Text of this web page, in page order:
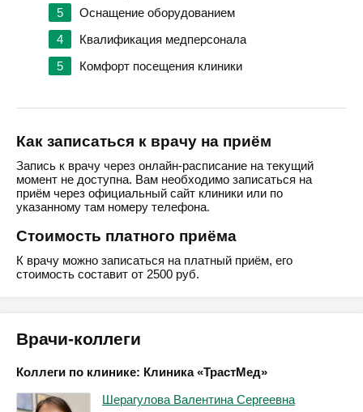
5
Оснащение оборудованием
4
Квалификация медперсонала
5
Комфорт посещения клиники
Как записаться к врачу на приём
Запись к врачу через онлайн-расписание на текущий
момент не доступна. Вам необходимо записаться на
приём через официальный сайт клиники или по
указанному там номеру телефона.
Стоимость платного приёма
К врачу можно записаться на платный приём, его
стоимость составит от 2500 руб.
Врачи-коллеги
Коллеги по клинике: Клиника «ТрастМед»
Шерагулова Валентина Сергеевна